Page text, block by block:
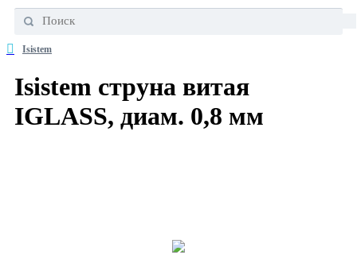
Isistem
Isistem струна витая
IGLASS, диам. 0,8 мм